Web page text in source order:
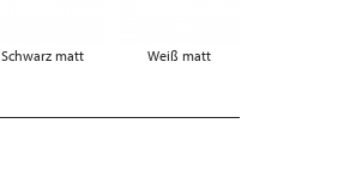
Schwarz matt Weiß matt